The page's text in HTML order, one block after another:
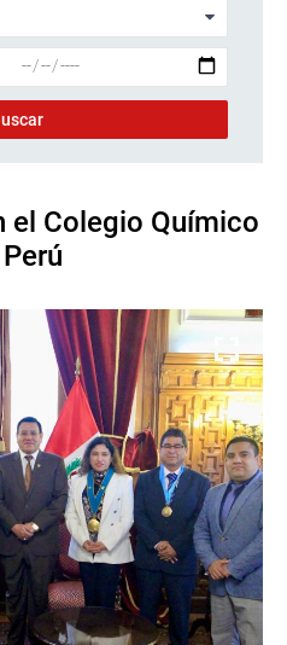
el Colegio Químico